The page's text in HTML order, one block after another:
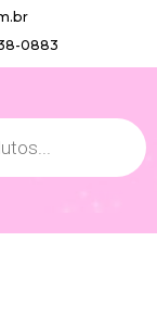
0883